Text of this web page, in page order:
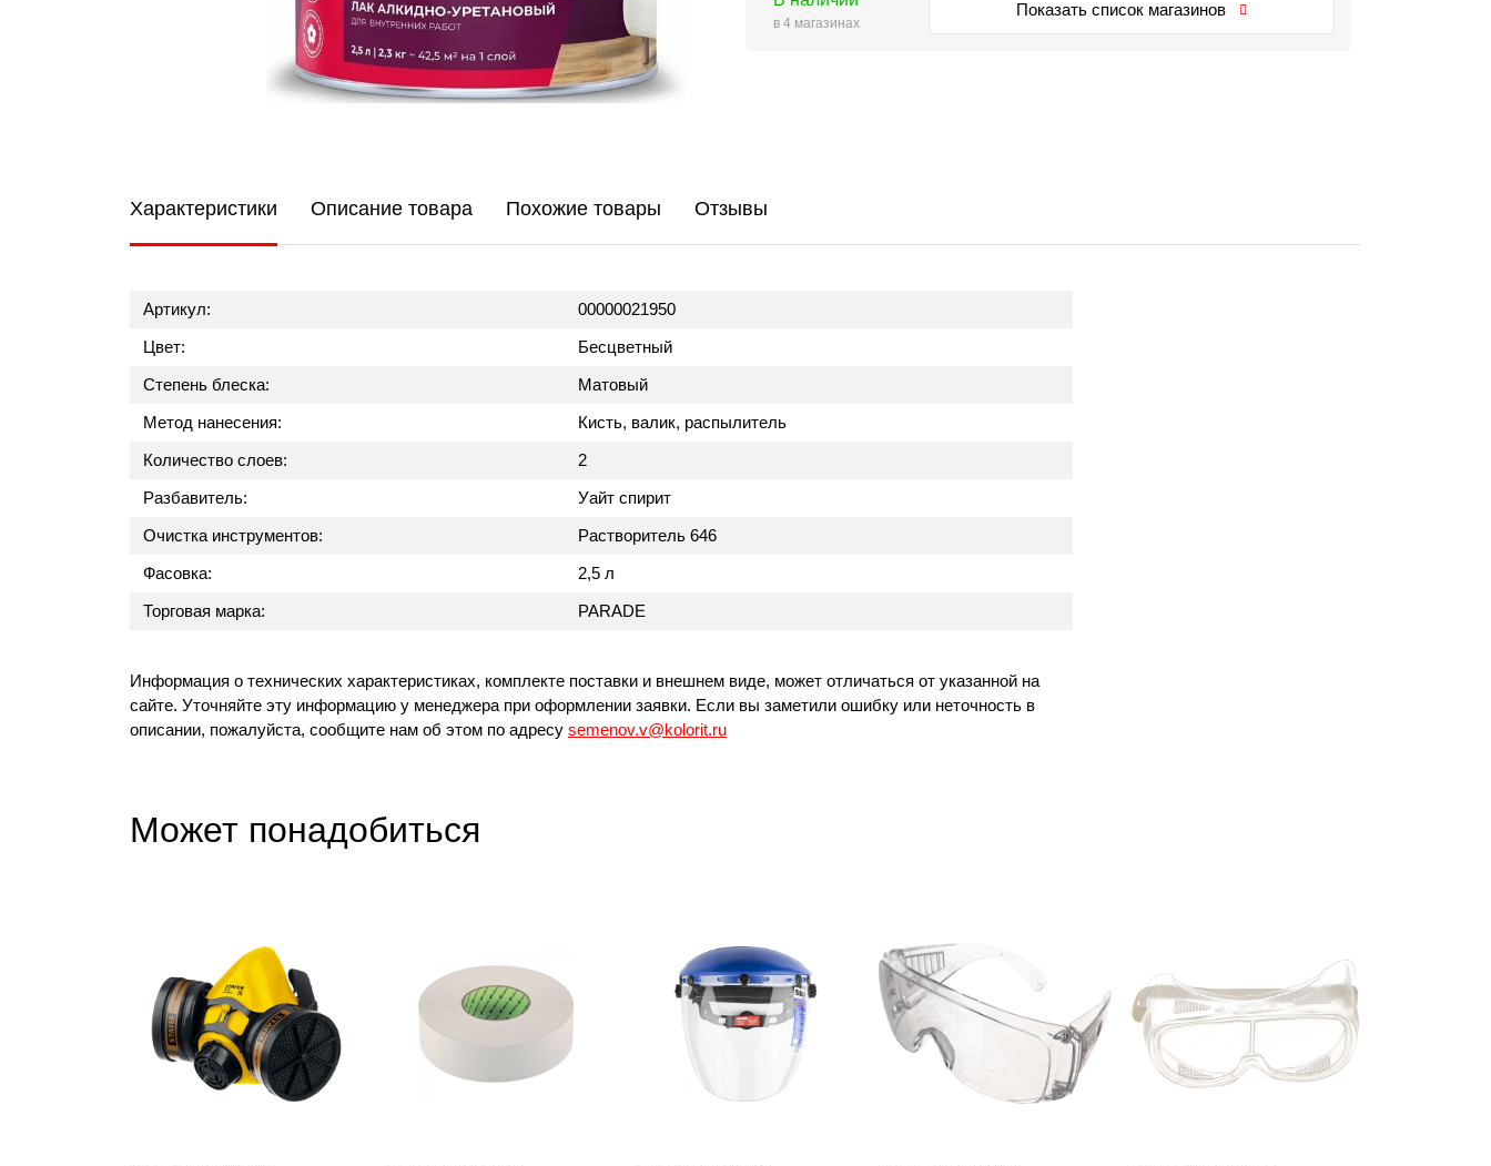
в 4 магазинах
Показать список магазинов
Характеристики Описание товара Похожие товары Отзывы
Артикул:
00000021950
Цвет:
Бесцветный
Степень блеска:
Матовый
Метод нанесения:
Кисть, валик, распылитель
Количество слоев:
2
Разбавитель:
Уайт спирит
Очистка инструментов:
Растворитель 646
Фасовка:
2,5 л
Торговая марка:
PARADE
Информация о технических характеристиках, комплекте поставки и внешнем виде, может отличаться от указанной на
сайте. Уточняйте эту информацию у менеджера при оформлении заявки. Если вы заметили ошибку или неточность в
описании, пожалуйста, сообщите нам об этом по адресу semenov.v@kolorit.ru
Может понадобиться